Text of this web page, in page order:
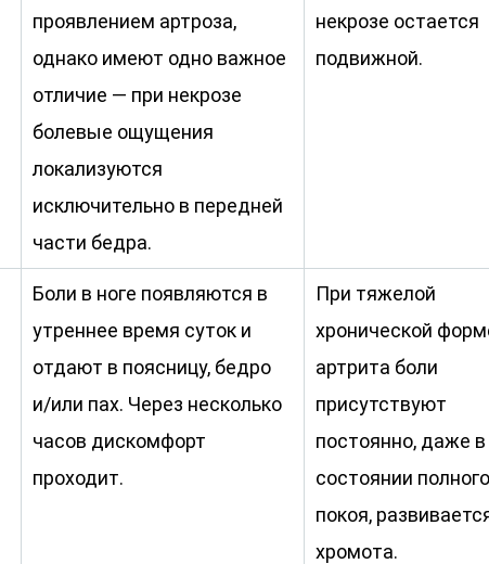
проявлением артроза,
однако имеют одно важное
отличие — при некрозе
болевые ощущения
локализуются
исключительно в передней
части бедра.
некрозе остается
подвижной.
Боли в ноге появляются в
утреннее время суток и
отдают в поясницу, бедро
и/или пах. Через несколько
часов дискомфорт
проходит.
При тяжелой
хронической
артрита боли
присутствуют
постоянно, даже в
состоянии полного
покоя,
хромота.